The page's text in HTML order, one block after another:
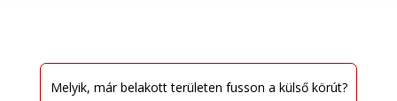
Melyik, már belakott területen fusson a külső körút?